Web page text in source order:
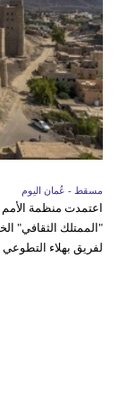
مسقط - عُمان اليوم
اعتمدت منظمة الأمم
"الممتلك الثقافي"
لفريق بهلاء